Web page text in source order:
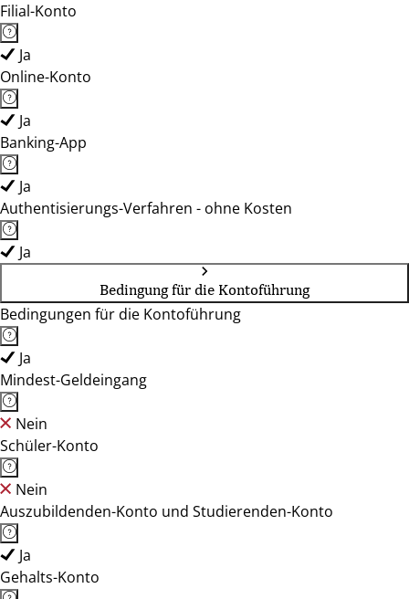
Filial-Konto
Ja
Online-Konto
Ja
Banking-App
Ja
Authentisierungs-Verfahren - ohne Kosten
Ja
Bedingung für die Kontoführung
Bedingungen für die Kontoführung
Ja
Mindest-Geldeingang
Nein
Schüler-Konto
Nein
Auszubildenden-Konto und Studierenden-Konto
Ja
Gehalts-Konto